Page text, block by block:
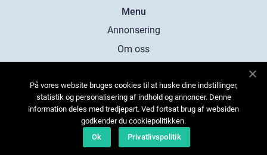
Menu
Annonsering
Om oss
Kontakta oss
Sitemap
På vores website bruges cookies til at huske dine indstillinger,
statistik og personalisering af indhold og annoncer. Denne
information deles med tredjepart. Ved fortsat brug af websiden
godkender du cookiepolitikken.
Ok
Privatlivspolitik